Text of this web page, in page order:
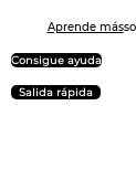
Aprende más
Consigue ayuda
Salida rápida